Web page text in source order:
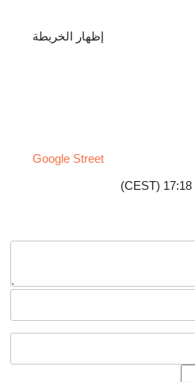
إظهار الخريطة
Google Street